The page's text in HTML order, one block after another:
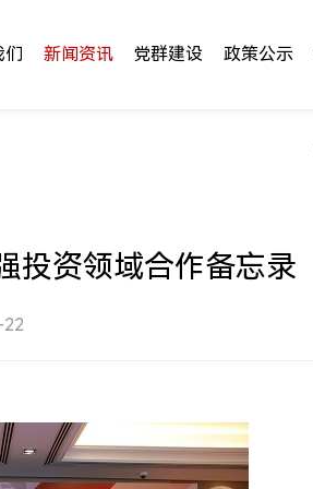
们 新闻资讯 党群建设 政策公示
投资领域合作备忘录